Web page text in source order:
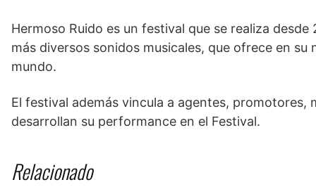
Hermoso Ruido es un festival que se realiza
más diversos sonidos musicales, que ofrece en
mundo.
El festival además vincula a agentes,
desarrollan su performance en el Festival.
Relacionado